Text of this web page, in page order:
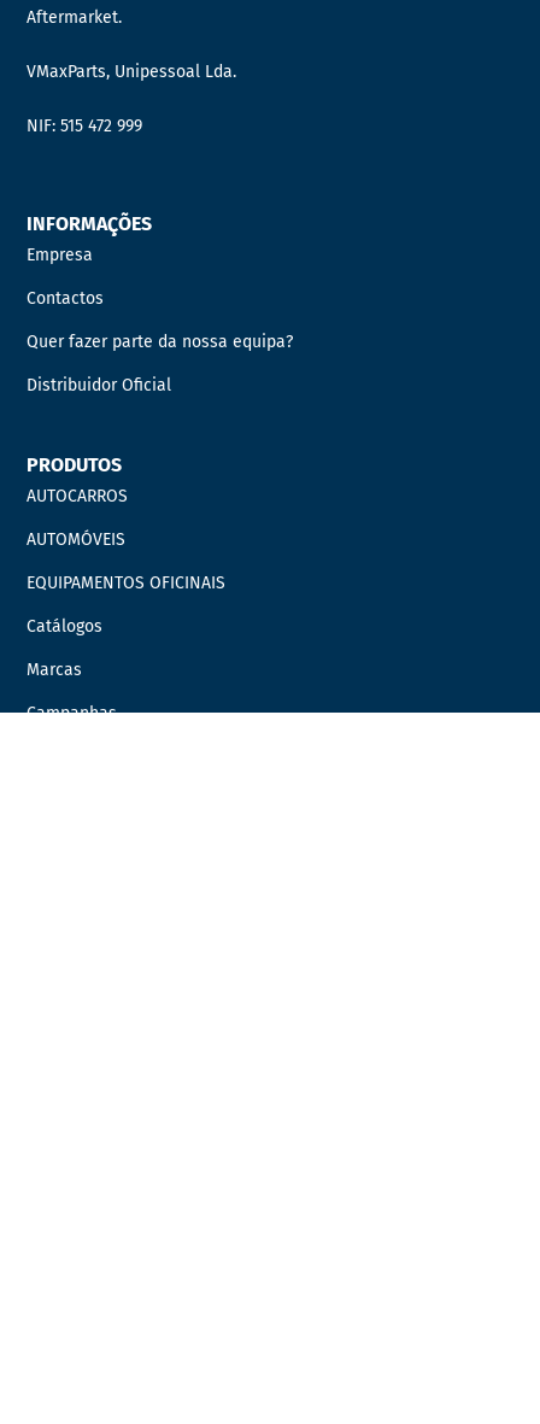
Aftermarket.
VMaxParts, Unipessoal Lda.
NIF: 515 472 999
INFORMAÇÕES
Empresa
Contactos
Quer fazer parte da nossa equipa?
Distribuidor Oficial
PRODUTOS
AUTOCARROS
AUTOMÓVEIS
EQUIPAMENTOS OFICINAIS
Catálogos
Marcas
Campanhas